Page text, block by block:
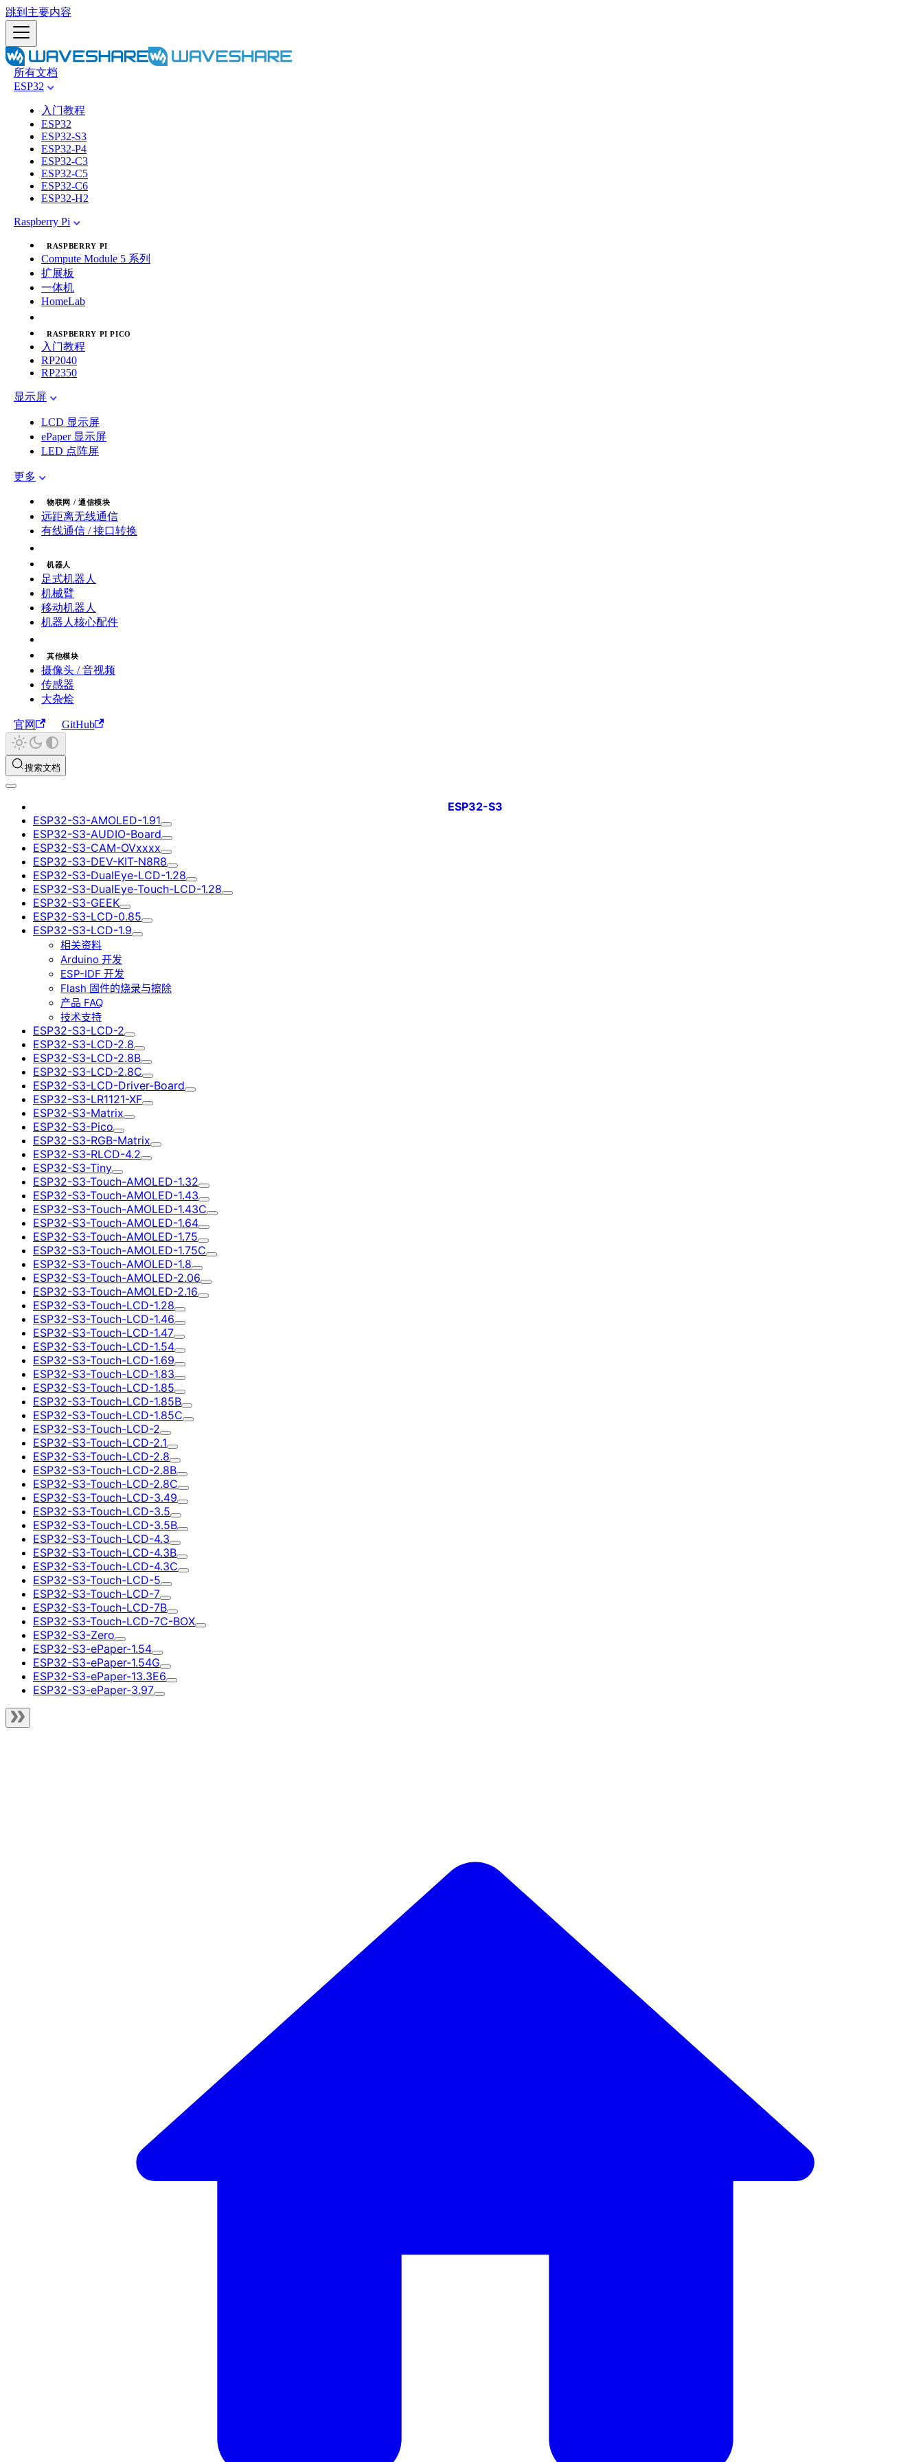
跳到主要内容
所有文档
ESP32
入门教程
ESP32
ESP32-S3
ESP32-P4
ESP32-C3
ESP32-C5
ESP32-C6
ESP32-H2
Raspberry Pi
RASPBERRY PI
Compute Module 5 系列
扩展板
一体机
HomeLab
RASPBERRY PI PICO
入门教程
RP2040
RP2350
显示屏
LCD 显示屏
ePaper 显示屏
LED 点阵屏
更多
物联网 / 通信模块
远距离无线通信
有线通信 / 接口转换
机器人
足式机器人
机械臂
移动机器人
机器人核心配件
其他模块
摄像头 / 音视频
传感器
大杂烩
官网 GitHub
搜索文档
ESP32-S3
ESP32-S3-AMOLED-1.91
ESP32-S3-AUDIO-Board
ESP32-S3-CAM-OVxxxx
ESP32-S3-DEV-KIT-N8R8
ESP32-S3-DualEye-LCD-1.28
ESP32-S3-DualEye-Touch-LCD-1.28
ESP32-S3-GEEK
ESP32-S3-LCD-0.85
ESP32-S3-LCD-1.9
相关资料
Arduino 开发
ESP-IDF 开发
Flash 固件的烧录与擦除
产品 FAQ
技术支持
ESP32-S3-LCD-2
ESP32-S3-LCD-2.8
ESP32-S3-LCD-2.8B
ESP32-S3-LCD-2.8C
ESP32-S3-LCD-Driver-Board
ESP32-S3-LR1121-XF
ESP32-S3-Matrix
ESP32-S3-Pico
ESP32-S3-RGB-Matrix
ESP32-S3-RLCD-4.2
ESP32-S3-Tiny
ESP32-S3-Touch-AMOLED-1.32
ESP32-S3-Touch-AMOLED-1.43
ESP32-S3-Touch-AMOLED-1.43C
ESP32-S3-Touch-AMOLED-1.64
ESP32-S3-Touch-AMOLED-1.75
ESP32-S3-Touch-AMOLED-1.75C
ESP32-S3-Touch-AMOLED-1.8
ESP32-S3-Touch-AMOLED-2.06
ESP32-S3-Touch-AMOLED-2.16
ESP32-S3-Touch-LCD-1.28
ESP32-S3-Touch-LCD-1.46
ESP32-S3-Touch-LCD-1.47
ESP32-S3-Touch-LCD-1.54
ESP32-S3-Touch-LCD-1.69
ESP32-S3-Touch-LCD-1.83
ESP32-S3-Touch-LCD-1.85
ESP32-S3-Touch-LCD-1.85B
ESP32-S3-Touch-LCD-1.85C
ESP32-S3-Touch-LCD-2
ESP32-S3-Touch-LCD-2.1
ESP32-S3-Touch-LCD-2.8
ESP32-S3-Touch-LCD-2.8B
ESP32-S3-Touch-LCD-2.8C
ESP32-S3-Touch-LCD-3.49
ESP32-S3-Touch-LCD-3.5
ESP32-S3-Touch-LCD-3.5B
ESP32-S3-Touch-LCD-4.3
ESP32-S3-Touch-LCD-4.3B
ESP32-S3-Touch-LCD-4.3C
ESP32-S3-Touch-LCD-5
ESP32-S3-Touch-LCD-7
ESP32-S3-Touch-LCD-7B
ESP32-S3-Touch-LCD-7C-BOX
ESP32-S3-Zero
ESP32-S3-ePaper-1.54
ESP32-S3-ePaper-1.54G
ESP32-S3-ePaper-13.3E6
ESP32-S3-ePaper-3.97